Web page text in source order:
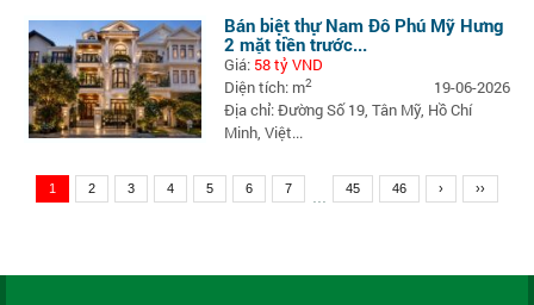
Bán biệt thự Nam Đô Phú Mỹ Hưng
2 mặt tiền trước...
Giá: 58 tỷ VND
Diện tích: m2
19-06-2026
Địa chỉ: Đường Số 19, Tân Mỹ, Hồ Chí
Minh, Việt...
1 2 3 4 5 6 7 ... 45 46 › ››